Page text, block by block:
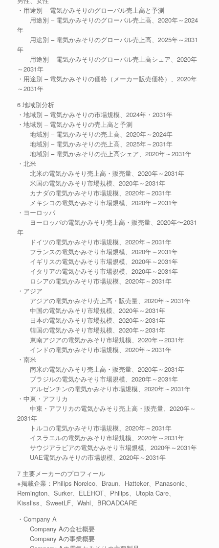
・用途別 – 電気かみそりのグローバル売上高と予測
用途別 – 電気かみそりのグローバル売上高、2020年～2024
年
用途別 – 電気かみそりのグローバル売上高、2025年～2031
年
用途別 – 電気かみそりのグローバル売上高シェア、2020年
～2031年
・用途別 – 電気かみそりの価格（メーカー販売価格）、2020年
～2031年
6 地域別分析
・地域別 – 電気かみそりの市場規模、2024年・2031年
・地域別 – 電気かみそりの売上高と予測
地域別 – 電気かみそりの売上高、2020年～2024年
地域別 – 電気かみそりの売上高、2025年～2031年
地域別 – 電気かみそりの売上高シェア、2020年～2031年
・北米
北米の電気かみそり売上高・販売量、2020年～2031年
米国の電気かみそり市場規模、2020年～2031年
カナダの電気かみそり市場規模、2020年～2031年
メキシコの電気かみそり市場規模、2020年～2031年
・ヨーロッパ
ヨーロッパの電気かみそり売上高・販売量、2020年〜2031
年
ドイツの電気かみそり市場規模、2020年～2031年
フランスの電気かみそり市場規模、2020年～2031年
イギリスの電気かみそり市場規模、2020年～2031年
イタリアの電気かみそり市場規模、2020年～2031年
ロシアの電気かみそり市場規模、2020年～2031年
・アジア
アジアの電気かみそり売上高・販売量、2020年～2031年
中国の電気かみそり市場規模、2020年～2031年
日本の電気かみそり市場規模、2020年～2031年
韓国の電気かみそり市場規模、2020年～2031年
東南アジアの電気かみそり市場規模、2020年～2031年
インドの電気かみそり市場規模、2020年～2031年
・南米
南米の電気かみそり売上高・販売量、2020年～2031年
ブラジルの電気かみそり市場規模、2020年～2031年
アルゼンチンの電気かみそり市場規模、2020年～2031年
・中東・アフリカ
中東・アフリカの電気かみそり売上高・販売量、2020年～
2031年
トルコの電気かみそり市場規模、2020年～2031年
イスラエルの電気かみそり市場規模、2020年～2031年
サウジアラビアの電気かみそり市場規模、2020年～2031年
UAE電気かみそりの市場規模、2020年～2031年
7 主要メーカーのプロフィール
※掲載企業：Philips Norelco、Braun、Hatteker、Panasonic、
Remington、Surker、ELEHOT、Philips、Utopia Care、
Kissliss、SweetLF、Wahl、BROADCARE
・Company A
Company Aの会社概要
Company Aの事業概要